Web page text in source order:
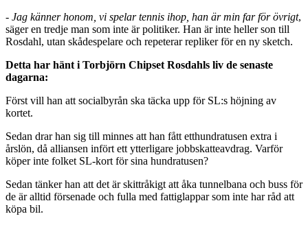
- Jag känner honom, vi spelar tennis ihop, han är min far för övrigt,
säger en tredje man som inte är politiker. Han är inte heller son till
Rosdahl, utan skådespelare och repeterar repliker för en ny sketch.
Detta har hänt i Torbjörn Chipset Rosdahls liv de senaste
dagarna:
Först vill han att socialbyrån ska täcka upp för SL:s höjning av
kortet.
Sedan drar han sig till minnes att han fått etthundratusen extra i
årslön, då alliansen infört ett ytterligare jobbskatteavdrag. Varför
köper inte folket SL-kort för sina hundratusen?
Sedan tänker han att det är skittråkigt att åka tunnelbana och buss för
de är alltid försenade och fulla med fattiglappar som inte har råd att
köpa bil.